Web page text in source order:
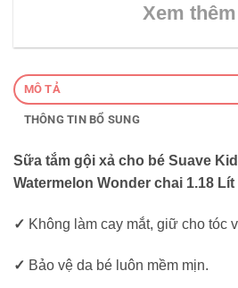
Xem
MÔ TẢ
THÔNG TIN BỔ SUNG
Sữa tắm gội xả cho bé Suave
Watermelon Wonder chai 1.18 Lít
✓ Không làm cay mắt, giữ cho tóc
✓ Bảo vệ da bé luôn mềm mịn.